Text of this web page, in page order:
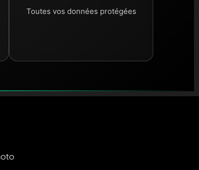
Toutes vos données protégées